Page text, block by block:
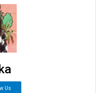
Us